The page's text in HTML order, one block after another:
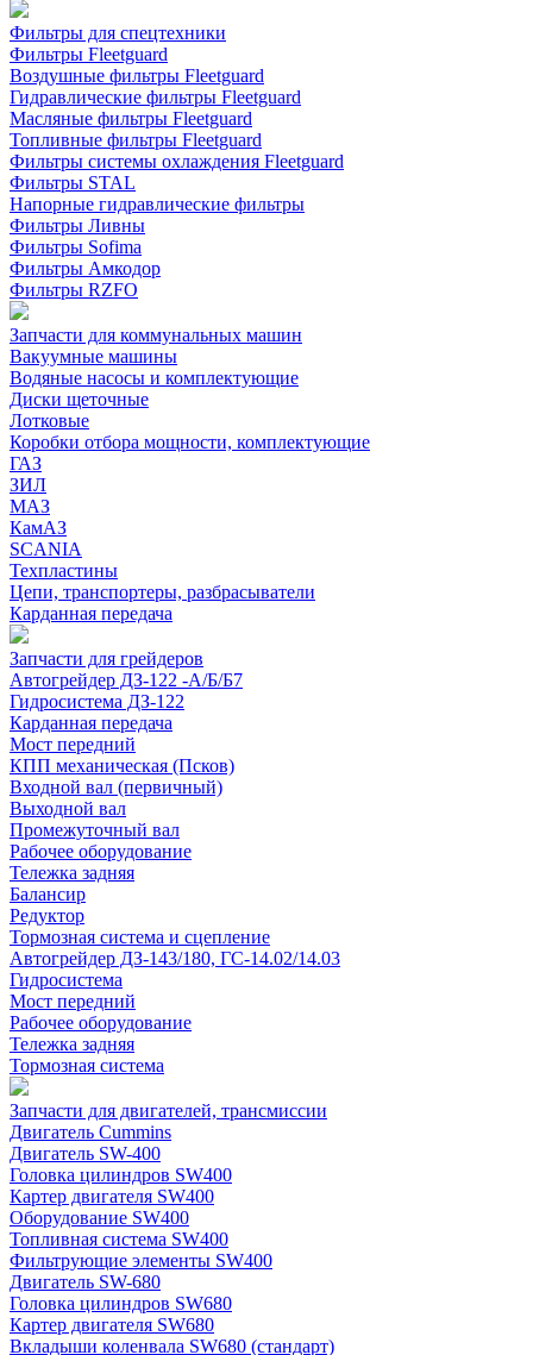
Фильтры для спецтехники
Фильтры Fleetguard
Воздушные фильтры Fleetguard
Гидравлические фильтры Fleetguard
Масляные фильтры Fleetguard
Топливные фильтры Fleetguard
Фильтры системы охлаждения Fleetguard
Фильтры STAL
Напорные гидравлические фильтры
Фильтры Ливны
Фильтры Sofima
Фильтры Амкодор
Фильтры RZFO
Запчасти для коммунальных машин
Вакуумные машины
Водяные насосы и комплектующие
Диски щеточные
Лотковые
Коробки отбора мощности, комплектующие
ГАЗ
ЗИЛ
МАЗ
КамАЗ
SCANIA
Техпластины
Цепи, транспортеры, разбрасыватели
Карданная передача
Запчасти для грейдеров
Автогрейдер ДЗ-122 -А/Б/Б7
Гидросистема ДЗ-122
Карданная передача
Мост передний
КПП механическая (Псков)
Входной вал (первичный)
Выходной вал
Промежуточный вал
Рабочее оборудование
Тележка задняя
Балансир
Редуктор
Тормозная система и сцепление
Автогрейдер ДЗ-143/180, ГС-14.02/14.03
Гидросистема
Мост передний
Рабочее оборудование
Тележка задняя
Тормозная система
Запчасти для двигателей, трансмиссии
Двигатель Cummins
Двигатель SW-400
Головка цилиндров SW400
Картер двигателя SW400
Оборудование SW400
Топливная система SW400
Фильтрующие элементы SW400
Двигатель SW-680
Головка цилиндров SW680
Картер двигателя SW680
Вкладыши коленвала SW680 (стандарт)